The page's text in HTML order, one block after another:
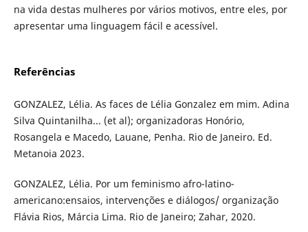
na vida destas mulheres por vários motivos, entre eles, por
apresentar uma linguagem fácil e acessível.
Referências
GONZALEZ, Lélia. As faces de Lélia Gonzalez em mim. Adina
Silva Quintanilha... (et al); organizadoras Honório,
Rosangela e Macedo, Lauane, Penha. Rio de Janeiro. Ed.
Metanoia 2023.
GONZALEZ, Lélia. Por um feminismo afro-latino-
americano:ensaios, intervenções e diálogos/ organização
Flávia Rios, Márcia Lima. Rio de Janeiro; Zahar, 2020.